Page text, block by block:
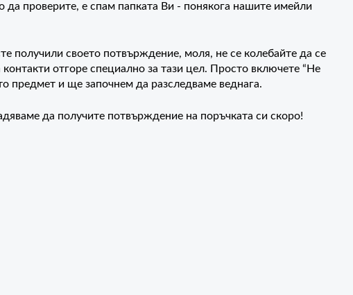
проверите, е спам папката Ви - понякога нашите имейли
получили своето потвърждение, моля, не се колебайте да се
отгоре специално за тази цел. Просто включете “Не
предмет и ще започнем да разследваме веднага.
да получите потвърждение на поръчката си скоро!